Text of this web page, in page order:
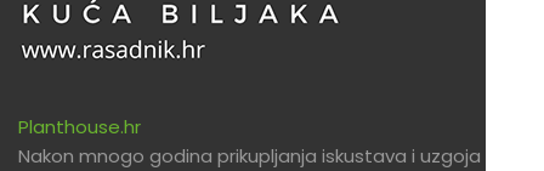
Planthouse.hr
Nakon mnogo godina prikupljanja iskustava i uzgoja